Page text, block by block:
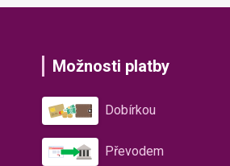
Možnosti platby
Dobírkou
Převodem